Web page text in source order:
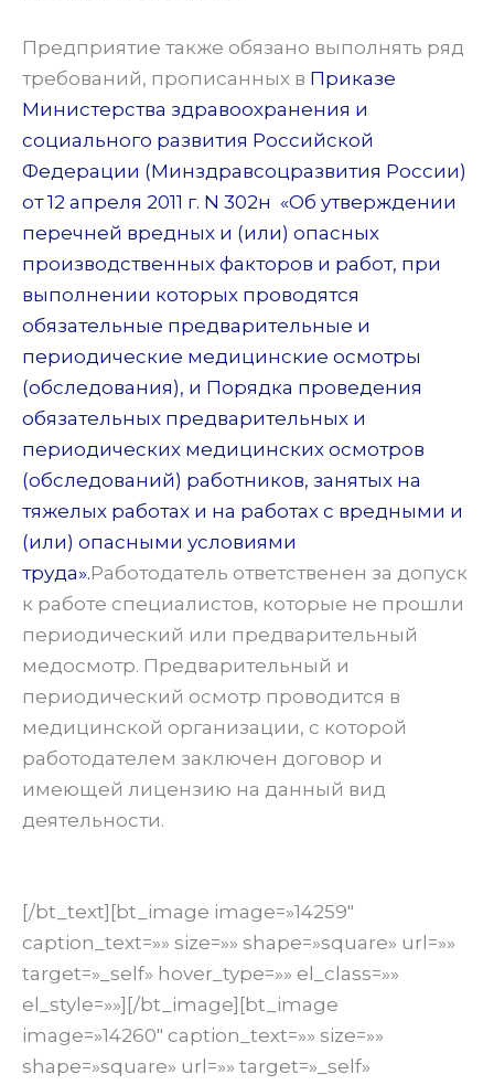
Предприятие также обязано выполнять ряд
требований, прописанных в Приказе
Министерства здравоохранения и
социального развития Российской
Федерации (Минздравсоцразвития России)
от 12 апреля 2011 г. N 302н «Об утверждении
перечней вредных и (или) опасных
производственных факторов и работ, при
выполнении которых проводятся
обязательные предварительные и
периодические медицинские осмотры
(обследования), и Порядка проведения
обязательных предварительных и
периодических медицинских осмотров
(обследований) работников, занятых на
тяжелых работах и на работах с вредными и
(или) опасными условиями
труда».Работодатель ответственен за допуск
к работе специалистов, которые не прошли
периодический или предварительный
медосмотр. Предварительный и
периодический осмотр проводится в
медицинской организации, с которой
работодателем заключен договор и
имеющей лицензию на данный вид
деятельности.
[/bt_text][bt_image image=»14259″
caption_text=»» size=»» shape=»square» url=»»
target=»_self» hover_type=»» el_class=»»
el_style=»»][/bt_image][bt_image
image=»14260″ caption_text=»» size=»»
shape=»square» url=»» target=»_self»